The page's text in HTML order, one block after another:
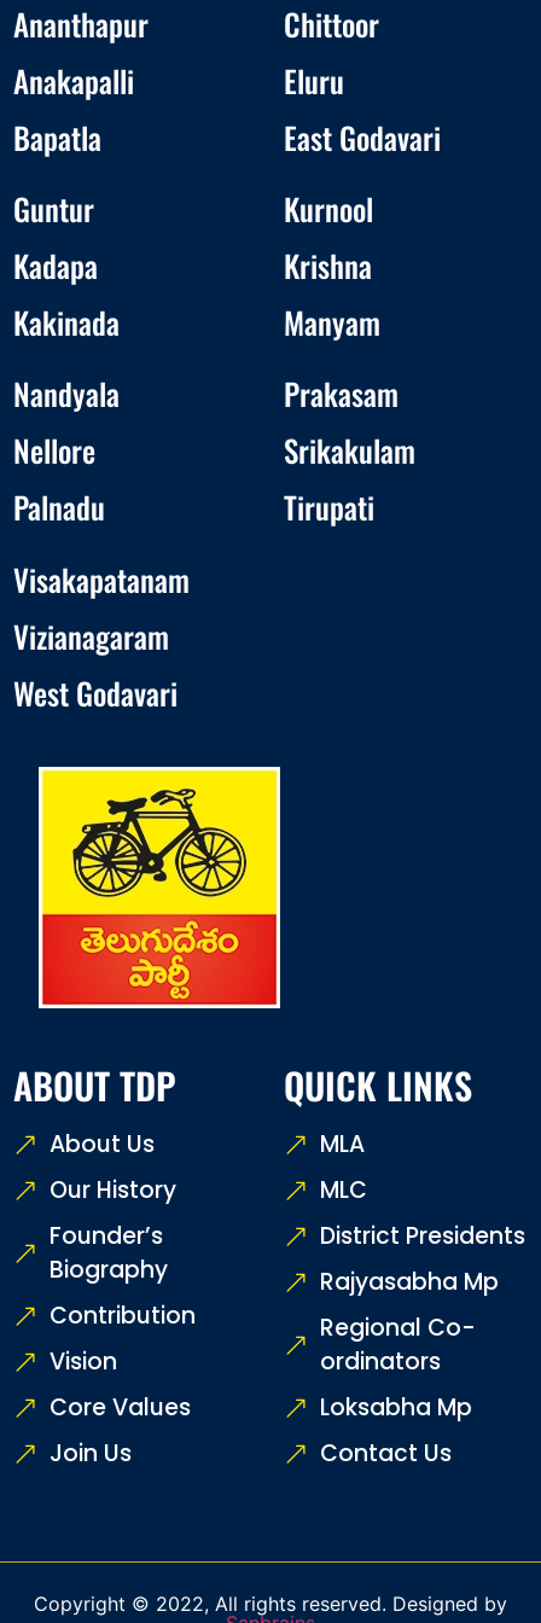
Ananthapur
Anakapalli
Bapatla
Chittoor
Eluru
East Godavari
Guntur
Kadapa
Kakinada
Kurnool
Krishna
Manyam
Nandyala
Nellore
Palnadu
Prakasam
Srikakulam
Tirupati
Visakapatanam
Vizianagaram
West Godavari
ABOUT TDP
About Us
Our History
Founder’s
Biography
Contribution
Vision
Core Values
Join Us
QUICK LINKS
MLA
MLC
District Presidents
Rajyasabha Mp
Regional Co-
ordinators
Loksabha Mp
Contact Us
Copyright © 2022, All rights reserved. Designed by